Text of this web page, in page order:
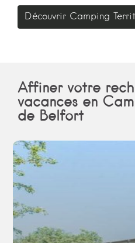
Découvrir Camping
Affiner votre
vacances en
de Belfort